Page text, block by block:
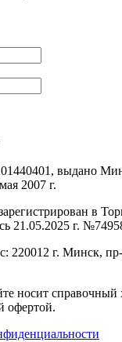
выдано
2007 г.
в
21.05.2025 г.
220012 г. Минск,
носит справочный
офертой.